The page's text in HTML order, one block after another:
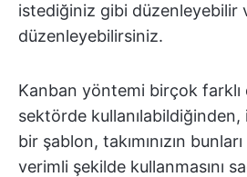
istediğiniz gibi düzenleyebilir
düzenleyebilirsiniz.
Kanban yöntemi birçok
sektörde kullanılabildiğinden,
bir şablon, takımınızın
verimli şekilde kullanmasını